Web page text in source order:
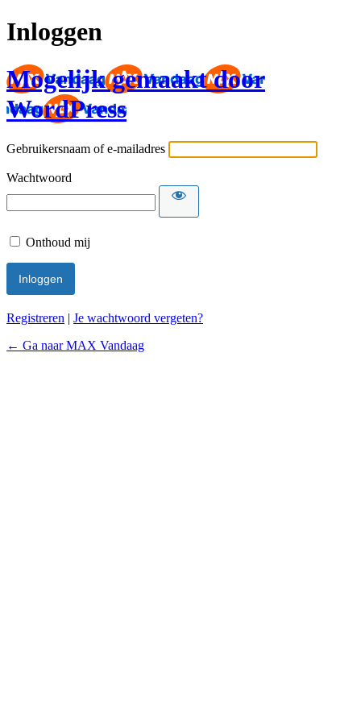
Inloggen
Mogelijk gemaakt door
WordPress
Gebruikersnaam of e-mailadres
Wachtwoord
Onthoud mij
Registreren | Je wachtwoord vergeten?
← Ga naar MAX Vandaag